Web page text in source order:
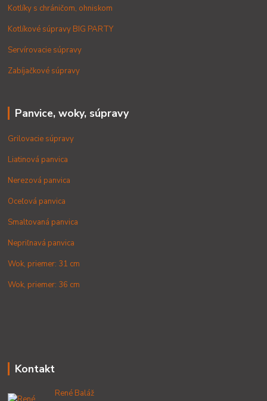
Kotlíky s chráničom, ohniskom
Kotlíkové súpravy BIG PARTY
Servírovacie súpravy
Zabíjačkové súpravy
Panvice, woky, súpravy
Grilovacie súpravy
Liatinová panvica
Nerezová panvica
Oceľová panvica
Smaltovaná panvica
Nepriľnavá panvica
Wok, priemer: 31 cm
Wok, priemer: 36 cm
Kontakt
René Baláž